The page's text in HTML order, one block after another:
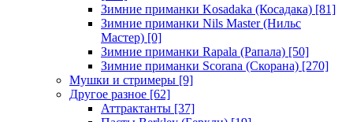
Зимние приманки Kosadaka (Косадака) [81]
Зимние приманки Nils Master (Нильс
Мастер) [0]
Зимние приманки Rapala (Рапала) [50]
Зимние приманки Scorana (Скорана) [270]
Мушки и стримеры [9]
Другое разное [62]
Аттрактанты [37]